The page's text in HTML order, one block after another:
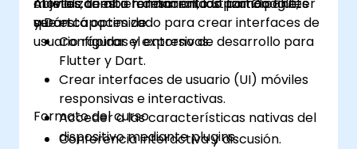
que está optimizado para crear interfaces de
usuario rápidas y expresivas.
y Dart.
serán capaces de:
Configurar el entorno de desarrollo para
Flutter y Dart.
Crear interfaces de usuario (UI) móviles
responsivas e interactivas.
Acceder a las características nativas del
dispositivo mediante plugins.
Formato del curso
Conferencia interactiva y discusión.